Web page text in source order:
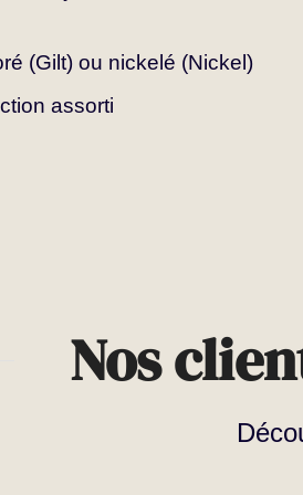
(Gilt) ou nickelé (Nickel)
assorti
Nos